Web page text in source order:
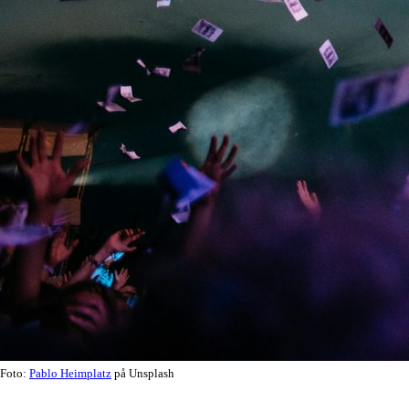
Foto: Pablo Heimplatz på Unsplash